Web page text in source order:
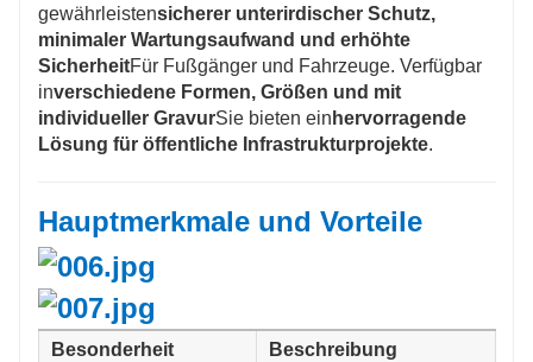
gewährleistensicherer unterirdischer Schutz,
minimaler Wartungsaufwand und erhöhte
SicherheitFür Fußgänger und Fahrzeuge. Verfügbar
inverschiedene Formen, Größen und mit
individueller GravurSie bieten ein hervorragende
Lösung für öffentliche Infrastrukturprojekte.
Hauptmerkmale und Vorteile
Besonderheit Beschreibung